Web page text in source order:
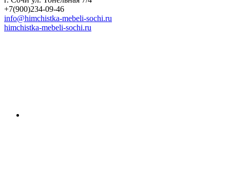
+7(900)234-09-46
info@himchistka-mebeli-sochi.ru
himchistka-mebeli-sochi.ru